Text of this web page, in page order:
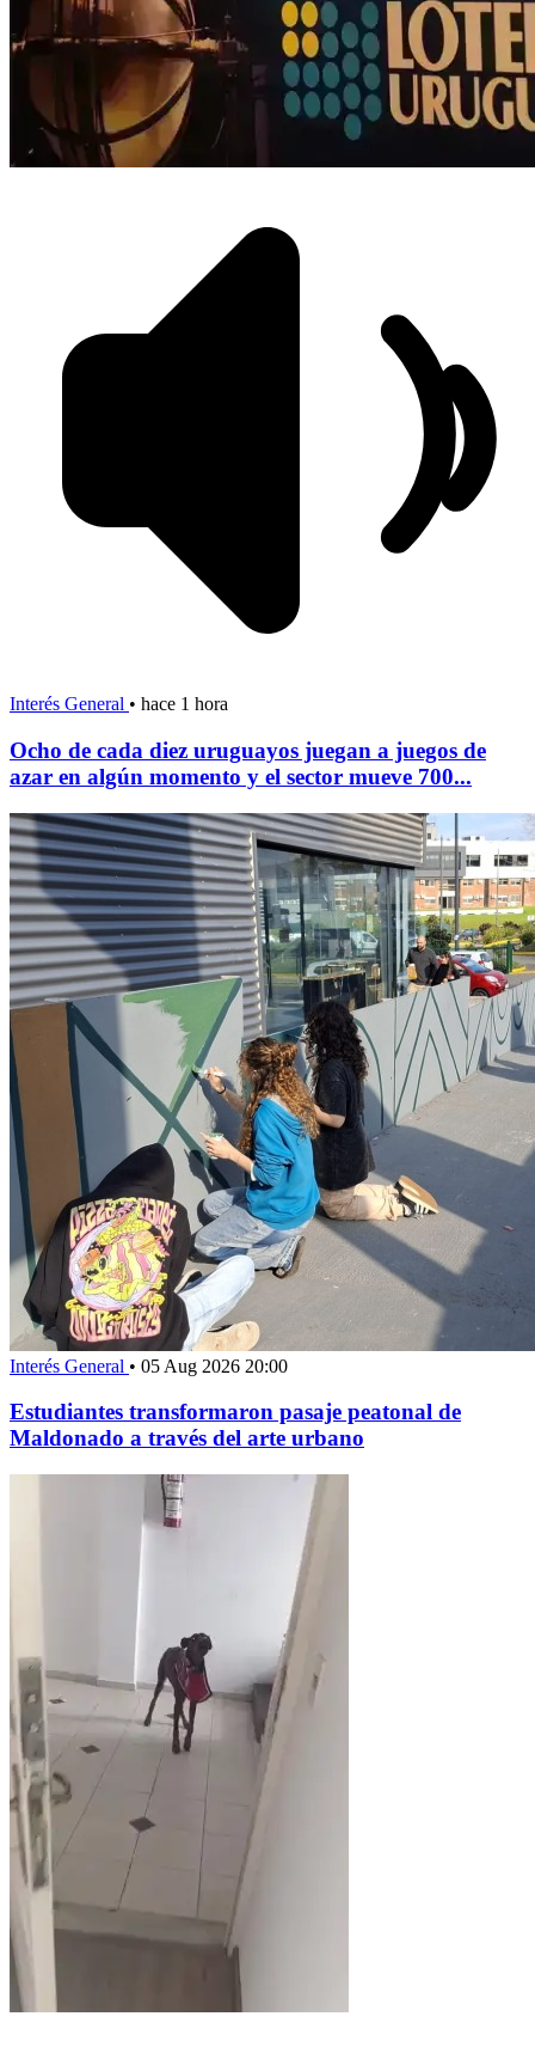
Interés General • hace 1 hora
Ocho de cada diez uruguayos juegan a juegos de
azar en algún momento y el sector mueve 700...
Interés General • 05 Aug 2026 20:00
Estudiantes transformaron pasaje peatonal de
Maldonado a través del arte urbano